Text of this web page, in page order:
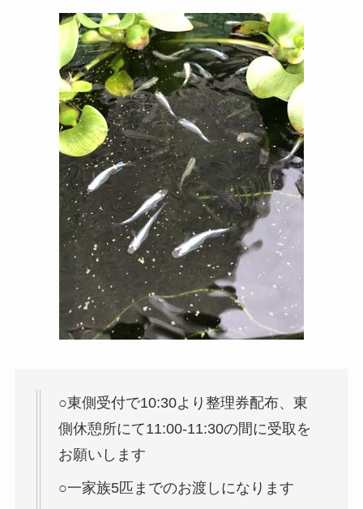
○東側受付で10:30より整理券配布、東
側休憩所にて11:00-11:30の間に受取を
お願いします
○一家族5匹までのお渡しになります